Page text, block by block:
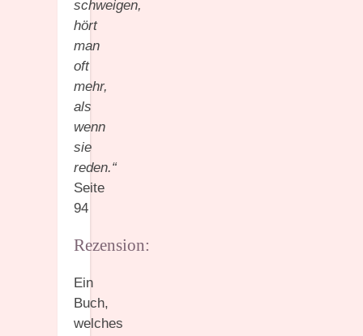
schweigen,
hört
man
oft
mehr,
als
wenn
sie
reden.“
Seite
94
Rezension:
Ein
Buch,
welches